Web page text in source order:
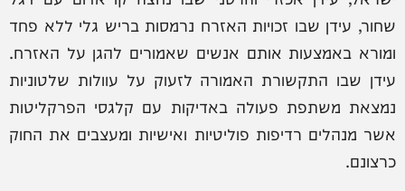
שחור, עידן שבו זכויות האזרח נרמסות בריש גלי ללא פחד
ומורא באמצעות אותם אנשים שאמורים להגן על האזרח.
עידן שבו התקשורת האמורה לזעוק על עוולות שלטוניות
נמצאת משתפת פעולה באדיקות עם קלגסי הפרקליטות
אשר מנהלים רדיפות פוליטיות ואישיות ומעצבים את החוק
כרצונם.